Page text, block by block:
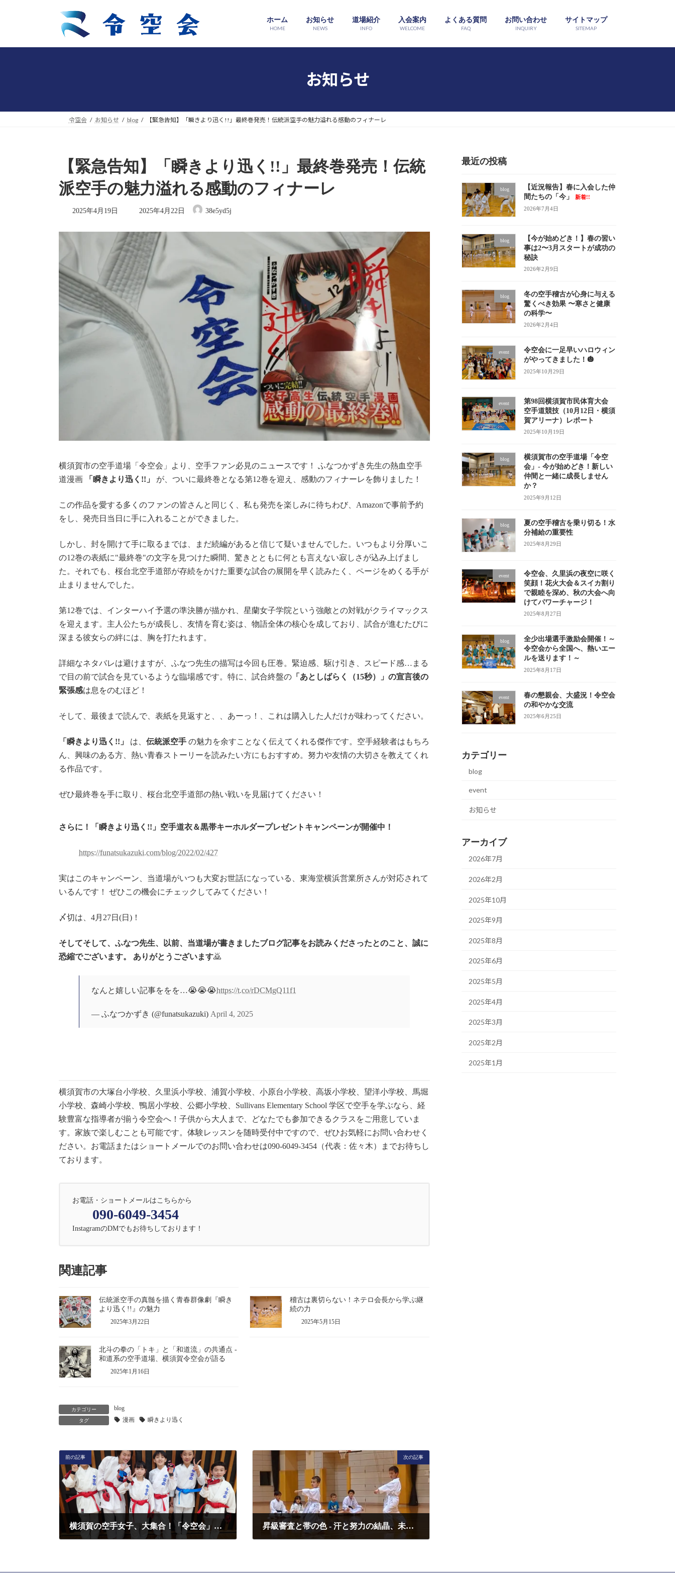
プ
動
ホーム
HOME
お知らせ
NEWS
道場紹介
INFO
入会案内
WELCOME
よくある質問
FAQ
お問い合わせ
INQUIRY
サイトマップ
SITEMAP
お知らせ
令空会 お知らせ blog 【緊急告知】「瞬きより迅く!!」最終巻発売！伝統派空手の魅力溢れる感動のフィナーレ
【緊急告知】「瞬きより迅く!!」最終巻発売！伝統
派空手の魅力溢れる感動のフィナーレ
2025年4月19日
最
新
日
時
2025年4月22日 38e5yd5j
横須賀市の空手道場「令空会」より、空手ファン必見のニュースです！ ふなつかずき先生の熱血空手
道漫画
「瞬きより迅く!!」 が、ついに最終巻となる第12巻を迎え、感動のフィナーレを飾りました！
この作品を愛する多くのファンの皆さんと同じく、私も発売を楽しみに待ちわび、Amazonで事前予約
をし、発売日当日に手に入れることができました。
しかし、封を開けて手に取るまでは、まだ続編があると信じて疑いませんでした。いつもより分厚いこ
の12巻の表紙に"最終巻"の文字を見つけた瞬間、驚きとともに何とも言えない寂しさが込み上げまし
た。それでも、桜台北空手道部が存続をかけた重要な試合の展開を早く読みたく、ページをめくる手が
止まりませんでした。
第12巻では、インターハイ予選の準決勝が描かれ、星蘭女子学院という強敵との対戦がクライマックス
を迎えます。主人公たちが成長し、友情を育む姿は、物語全体の核心を成しており、試合が進むたびに
深まる彼女らの絆には、胸を打たれます。
詳細なネタバレは避けますが、ふなつ先生の描写は今回も圧巻。緊迫感、駆け引き、スピード感…まる
で目の前で試合を見ているような臨場感です。特に、試合終盤の 「あとしばらく（15秒）」の宣言後の
緊張感は息をのむほど！
そして、最後まで読んで、表紙を見返すと、、あーっ！、これは購入した人だけが味わってください。
「瞬きより迅く !! 」 は、 伝統派空手 の魅力を余すことなく伝えてくれる傑作です。空手経験者はもちろ
ん、興味のある方、熱い青春ストーリーを読みたい方にもおすすめ。努力や友情の大切さを教えてくれ
る作品です。
ぜひ最終巻を手に取り、桜台北空手道部の熱い戦いを見届けてください！
さらに！「瞬きより迅く!!」空手道衣＆黒帯キーホルダープレゼントキャンペーンが開催中！
https://funatsukazuki.com/blog/2022/02/427
実はこのキャンペーン、当道場がいつも大変お世話になっている、東海堂横浜営業所さんが対応されて
いるんです！ ぜひこの機会にチェックしてみてください！
〆切は、4月27日(日)！
そしてそして、ふなつ先生、以前、当道場が書きましたブログ記事をお読みくださったとのこと、誠に
恐縮でございます。 ありがとうございます🙇
なんと嬉しい記事ををを…😭😭😭https://t.co/rDCMgQ11f1
— ふなつかずき (@funatsukazuki) April 4, 2025
横須賀市の大塚台小学校、久里浜小学校、浦賀小学校、小原台小学校、高坂小学校、望洋小学校、馬堀
小学校、森崎小学校、鴨居小学校、公郷小学校、Sullivans Elementary School 学区で空手を学ぶなら、経
験豊富な指導者が揃う令空会へ！子供から大人まで、どなたでも参加できるクラスをご用意していま
す。家族で楽しむことも可能です。体験レッスンを随時受付中ですので、ぜひお気軽にお問い合わせく
ださい。お電話またはショートメールでのお問い合わせは090-6049-3454（代表：佐々木）までお待ちし
ております。
お電話・ショートメールはこちらから
090-6049-3454
InstagramのDMでもお待ちしております！
関連記事
伝統派空手の真髄を描く青春群像劇『瞬き
より迅く!!』の魅力
2025年3月22日
稽古は裏切らない！ネテロ会長から学ぶ継
続の力
2025年5月15日
北斗の拳の「トキ」と「和道流」の共通点 -
和道系の空手道場、横須賀令空会が語る
2025年1月16日
カテゴリー blog
タグ 漫画 瞬きより迅く
前の記事
横須賀の空手女子、大集合！「令空会」で楽しく学ぼう！
次の記事
昇級審査と帯の色 - 汗と努力の結晶、未来の黒帯へ
最近の投稿
blog
【近況報告】春に入会した仲
間たちの「今」
新着!!
2026年7月4日
blog
【今が始めどき！】春の習い
事は2〜3月スタートが成功の
秘訣
2026年2月9日
blog
冬の空手稽古が心身に与える
驚くべき効果 〜寒さと健康
の科学〜
2026年2月4日
event
令空会に一足早いハロウィン
がやってきました！🎃
2025年10月29日
event
第98回横須賀市民体育大会
空手道競技（10月12日・横須
賀アリーナ）レポート
2025年10月19日
blog
横須賀市の空手道場「令空
会」- 今が始めどき！新しい
仲間と一緒に成長しません
か？
2025年9月12日
blog
夏の空手稽古を乗り切る！水
分補給の重要性
2025年8月29日
event
令空会、久里浜の夜空に咲く
笑顔！花火大会＆スイカ割り
で親睦を深め、秋の大会へ向
けてパワーチャージ！
2025年8月27日
blog
全少出場選手激励会開催！～
令空会から全国へ、熱いエー
ルを送ります！～
2025年8月17日
event
春の懇親会、大盛況！令空会
の和やかな交流
2025年6月25日
カテゴリー
blog
event
お知らせ
アーカイブ
2026年7月
2026年2月
2025年10月
2025年9月
2025年8月
2025年6月
2025年5月
2025年4月
2025年3月
2025年2月
2025年1月